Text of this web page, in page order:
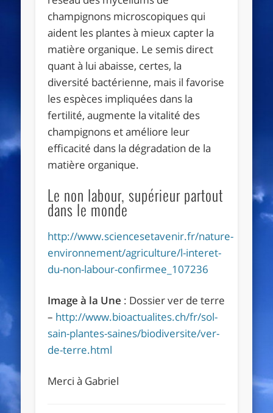
champignons microscopiques qui
aident les plantes à mieux capter la
matière organique. Le semis direct
quant à lui abaisse, certes, la
diversité bactérienne, mais il favorise
les espèces impliquées dans la
fertilité, augmente la vitalité des
champignons et améliore leur
efficacité dans la dégradation de la
matière organique.
Le non labour, supérieur partout
dans le monde
http://www.sciencesetavenir.fr/nature-
environnement/agriculture/l-interet-
du-non-labour-confirmee_107236
Image à la Une : Dossier ver de terre
– http://www.bioactualites.ch/fr/sol-
sain-plantes-saines/biodiversite/ver-
de-terre.html
Merci à Gabriel